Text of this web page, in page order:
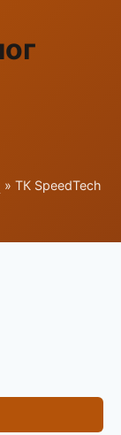
» ТК SpeedTech